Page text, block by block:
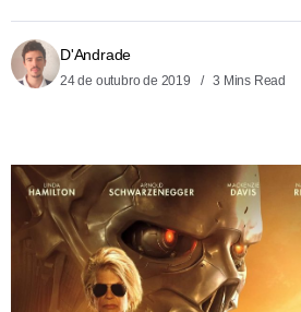
D'Andrade
24 de outubro de 2019 3 Mins Read